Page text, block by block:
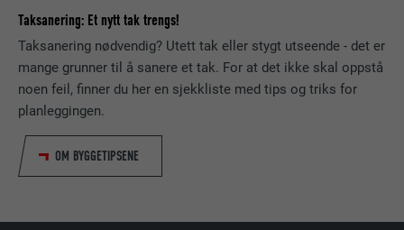
Taksanering: Et nytt tak trengs!
Taksanering nødvendig? Utett tak eller stygt utseende - det er
mange grunner til å sanere et tak. For at det ikke skal oppstå
noen feil, finner du her en sjekkliste med tips og triks for
planleggingen.
OM BYGGETIPSENE
FORMÅL
Cookie Opt-In-utvidelsen skal fungere. Den
må lagres slik at verktøyet vet hvilke
informasjonskapsel-grupper brukeren har
FORLØP 1 dag
FORMÅL
Brukes av Google Analytics for å begrense
forespørselsraten.
NAVN _gid
FORLØP 6 måneder
FORMÅL
Denne informasjonskapselen inneholder en
entydig ID som brukes til å lagre dine
hvor mange søkeresultater som skal vises